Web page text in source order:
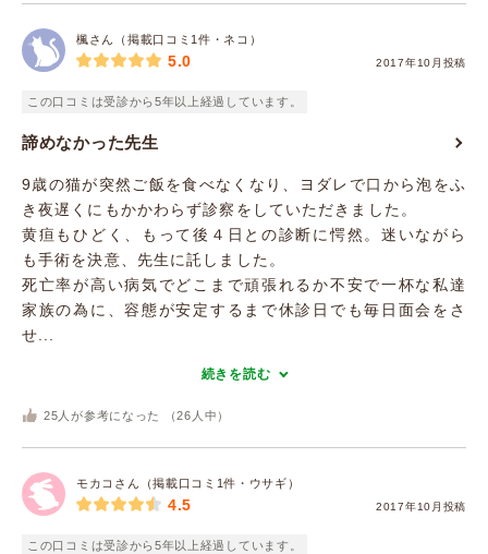
楓さん（掲載口コミ1件・ネコ）
2017年10月投稿
5.0
この口コミは受診から5年以上経過しています。
諦めなかった先生
9歳の猫が突然ご飯を食べなくなり、ヨダレで口から泡をふ
き夜遅くにもかかわらず診察をしていただきました。
黄疸もひどく、もって後４日との診断に愕然。迷いながら
も手術を決意、先生に託しました。
死亡率が高い病気でどこまで頑張れるか不安で一杯な私達
家族の為に、容態が安定するまで休診日でも毎日面会をさ
せ...
続きを読む
25 人が参考になった （26 人中）
モカコさん（掲載口コミ1件・ウサギ）
2017年10月投稿
4.5
この口コミは受診から5年以上経過しています。